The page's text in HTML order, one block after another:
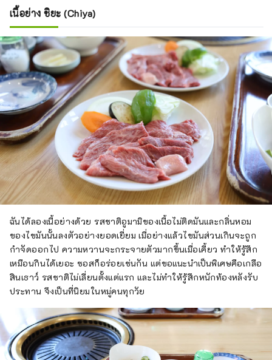
เนื้อย่าง ชิยะ (Chiya)
ฉันได้ลองเนื้อย่างด้วย รสชาติอูมามิของเนื้อไม่ติดมันและกลิ่นหอม
ของไขมันนั้นลงตัวอย่างยอดเยี่ยม เมื่อย่างแล้วไขมันส่วนเกินจะถูก
กำจัดออกไป ความหวานจะกระจายตัวมากขึ้นเมื่อเคี้ยว ทำให้รู้สึก
เหมือนกินได้เยอะ ซอสก็อร่อยเช่นกัน แต่ขอแนะนำเป็นพิเศษคือเกลือ
สินเธาว์ รสชาติไม่เลี่ยนตั้งแต่แรก และไม่ทำให้รู้สึกหนักท้องหลังรับ
ประทาน จึงเป็นที่นิยมในหมู่คนทุกวัย